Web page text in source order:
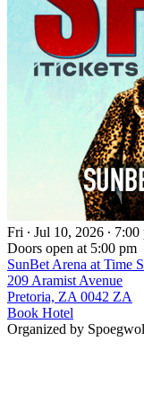
Fri ∙ Jul 10, 2026 ∙ 7:00
Doors open at 5:00 pm
SunBet Arena at Time
209 Aramist Avenue
Pretoria, ZA 0042 ZA
Book Hotel
Organized by